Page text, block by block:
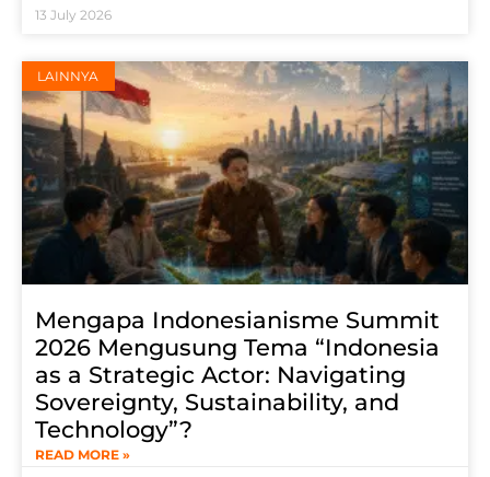
13 July 2026
LAINNYA
Mengapa Indonesianisme Summit
2026 Mengusung Tema “Indonesia
as a Strategic Actor: Navigating
Sovereignty, Sustainability, and
Technology”?
READ MORE »